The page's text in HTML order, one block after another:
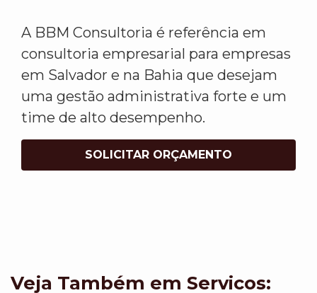
A BBM Consultoria é referência em
consultoria empresarial para empresas
em Salvador e na Bahia que desejam
uma gestão administrativa forte e um
time de alto desempenho.
SOLICITAR ORÇAMENTO
Veja Também em Servicos: